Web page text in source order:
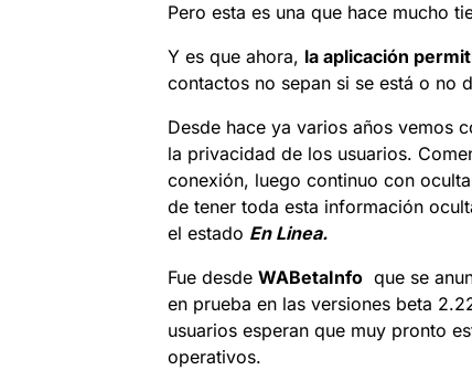
Pero esta es una que hace mucho
Y es que ahora, la aplicación
contactos no sepan si se está o no
Desde hace ya varios años vemos
la privacidad de los usuarios.
conexión, luego continuo con
de tener toda esta información
el estado En Linea.
Fue desde WABetaInfo que se
en prueba en las versiones beta
usuarios esperan que muy pronto
operativos.